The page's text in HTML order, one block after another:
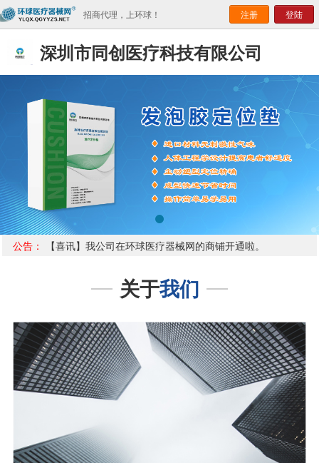
招商代理，上环球！ 注册 登陆
深圳市同创医疗科技有限公司
公告： 【喜讯】我公司在环球医疗器械网的商铺开通啦。
关于我们